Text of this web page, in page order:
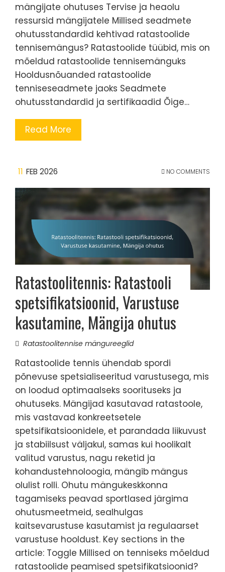
mängijate ohutuses Tervise ja heaolu
ressursid mängijatele Millised seadmete
ohutusstandardid kehtivad ratastoolide
tennisemängus? Ratastoolide tüübid, mis on
mõeldud ratastoolide tennisemänguks
Hooldusnõuanded ratastoolide
tenniseseadmete jaoks Seadmete
ohutusstandardid ja sertifikaadid Õige…
Read More
11 FEB 2026 NO COMMENTS
Ratastoolitennis: Ratastooli
spetsifikatsioonid, Varustuse
kasutamine, Mängija ohutus
Ratastoolitennise mängureeglid
Ratastoolide tennis ühendab spordi
põnevuse spetsialiseeritud varustusega, mis
on loodud optimaalseks soorituseks ja
ohutuseks. Mängijad kasutavad ratastoole,
mis vastavad konkreetsetele
spetsifikatsioonidele, et parandada liikuvust
ja stabiilsust väljakul, samas kui hoolikalt
valitud varustus, nagu reketid ja
kohandustehnoloogia, mängib mängus
olulist rolli. Ohutu mängukeskkonna
tagamiseks peavad sportlased järgima
ohutusmeetmeid, sealhulgas
kaitsevarustuse kasutamist ja regulaarset
varustuse hooldust. Key sections in the
article: Toggle Millised on tenniseks mõeldud
ratastoolide peamised spetsifikatsioonid?